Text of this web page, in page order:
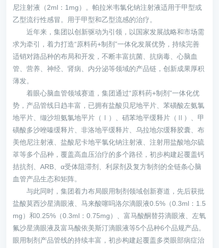
尼注射液（2ml：1mg）。帕拉米韦氯化钠注射液适用于甲型或
乙型流行性感冒。用于甲型和乙型流感的治疗。
近年来，集团以创新驱动为引领，以国家发展战略和市场需
求为牵引，着力打造“原料药+制剂”一体化发展优势，持续完善
适销对路品种的布局和开发，不断丰富抗菌、抗病毒、心脑血
管、营养、神经、肾病、内分泌等领域的产品链，创新成果厚积
薄发。
着眼心脑血管领域赛道，集团通过“原料药+制剂”一体化优
势，产品管线日趋丰富，已拥有盐酸贝尼地平片、苯磺酸左氨氯
地平片、缬沙坦氨氯地平片（Ⅰ）、硝苯地平缓释片（Ⅱ）、甲
磺酸多沙唑嗪缓释片、非洛地平缓释片、乌拉地尔缓释胶囊、布
美他尼注射液、盐酸尼卡地平氯化钠注射液、注射用盐酸地尔硫
䓬等多个品种，覆盖高血压治疗的多个路径，初步构建起覆盖钙
拮抗剂、ARB、α受体阻滞剂、利尿剂及复方制剂的全链条心脑
血管产品生态和矩阵。
与此同时，集团着力布局眼用制剂领域创新赛道，先后获批
盐酸莫西沙星滴眼液、马来酸噻吗洛尔滴眼液0.5%（0.3ml：1.5
mg）和0.25%（0.3ml：0.75mg）、富马酸酮替芬滴眼液、左氧
氟沙星滴眼液及富马酸依美斯汀滴眼液等5个品种6个品规产品。
眼用制剂产品管线的持续丰富，初步构建起覆盖多类眼部病症治